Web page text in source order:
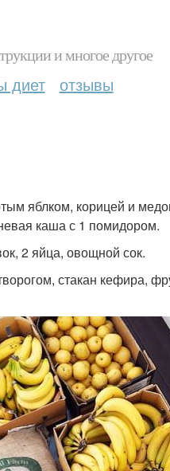
и многое другое
диет отзывы
яблком, корицей и
каша с 1 помидором.
2 яйца, овощной сок.
стакан кефира,